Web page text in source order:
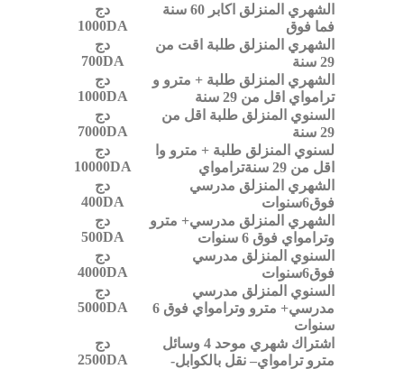
دج
1000DA
الشهري المنزلق اكابر 60 سنة
فما فوق
دج
700DA
الشهري المنزلق طلبة اقت من
29 سنة
دج
1000DA
الشهري المنزلق طلبة + مترو و
ترامواي اقل من 29 سنة
دج
7000DA
السنوي المنزلق طلبة اقل من
29 سنة
دج
10000DA
لسنوي المنزلق طلبة + مترو و
ترامواي
اقل من 29 سنة
دج
400DA
الشهري المنزلق مدرسي
فوق6سنوات
دج
500DA
الشهري المنزلق مدرسي+ مترو
وترامواي فوق 6 سنوات
دج
4000DA
السنوي المنزلق مدرسي
فوق6سنوات
دج
5000DA
السنوي المنزلق مدرسي
مدرسي+ مترو وترامواي فوق 6
سنوات
دج
2500DA
اشتراك شهري موحد 4 وسائل
مترو ترامواي– نقل بالكوابل-